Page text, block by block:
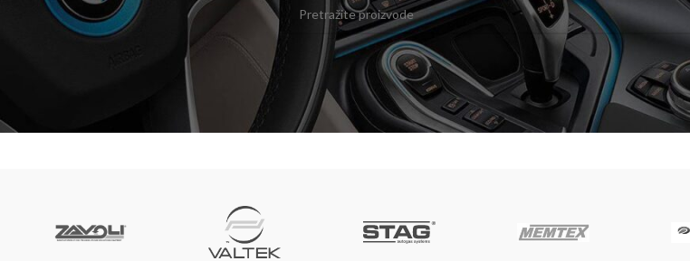
Pregledajte našu ponudu za Bakar Lpg – kvalitetna rješenja za vašu